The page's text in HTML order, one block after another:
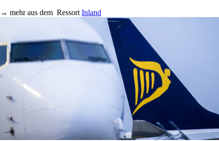
→ mehr aus dem Ressort Inland